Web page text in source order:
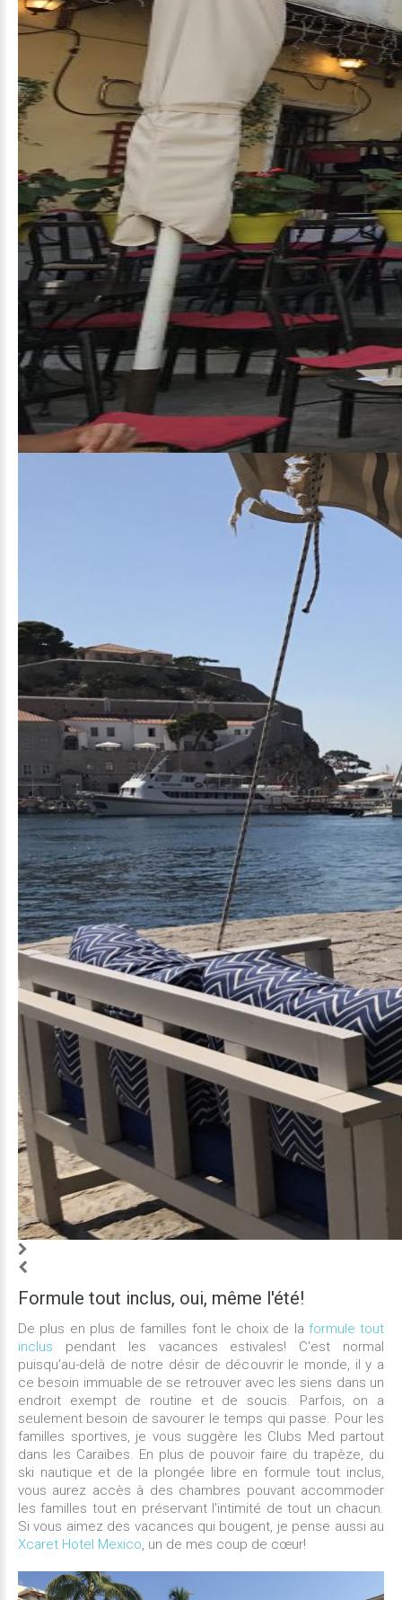
Formule tout inclus, oui, même l'été!
De plus en plus de familles font le choix de la formule tout
inclus pendant les vacances estivales! C'est normal
puisqu'au-delà de notre désir de découvrir le monde, il y a
ce besoin immuable de se retrouver avec les siens dans un
endroit exempt de routine et de soucis. Parfois, on a
seulement besoin de savourer le temps qui passe. Pour les
familles sportives, je vous suggère les Clubs Med partout
dans les Caraïbes. En plus de pouvoir faire du trapèze, du
ski nautique et de la plongée libre en formule tout inclus,
vous aurez accès à des chambres pouvant accommoder
les familles tout en préservant l'intimité de tout un chacun.
Si vous aimez des vacances qui bougent, je pense aussi au
Xcaret Hotel Mexico, un de mes coup de cœur!